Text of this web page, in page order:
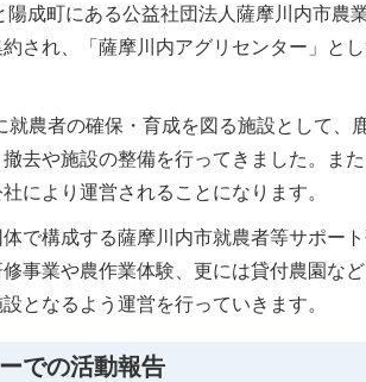
成町にある公益社団法人薩摩川内市農
され、「薩摩川内アグリセンター」と
農者の確保・育成を図る施設として、
去や施設の整備を行ってきました。ま
により運営されることになります。
で構成する薩摩川内市就農者等サポー
事業や農作業体験、更には貸付農園な
となるよう運営を行っていきます。
での活動報告